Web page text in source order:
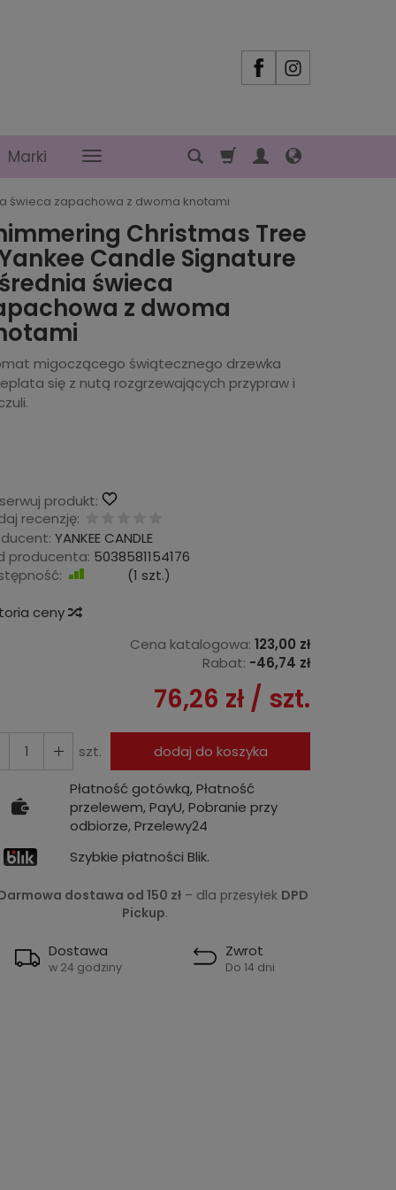
Marki
świeca zapachowa z dwoma knotami
Christmas Tree
Candle Signature
świeca
z dwoma
migoczącego świątecznego drzewka
się z nutą rozgrzewających przypraw i
produkt:
recenzję:
YANKEE CANDLE
producenta: 5038581154176
(1 szt.)
ceny
Cena katalogowa: 123,00 zł
Rabat: -46,74 zł
76,26 zł / szt.
szt.
dodaj do koszyka
Płatność gotówką, Płatność
przelewem, PayU, Pobranie przy
odbiorze, Przelewy24
Szybkie płatności Blik.
dostawa od 150 zł – dla przesyłek DPD
Pickup.
Dostawa
w 24 godziny
Zwrot
Do 14 dni